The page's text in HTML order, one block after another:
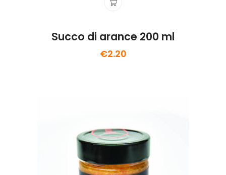
Succo di arance 200 ml
€2.20